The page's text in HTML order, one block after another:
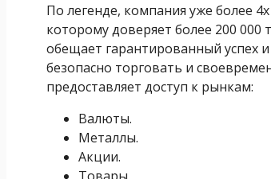
По легенде, компания уже более
которому доверяет более 200 000
обещает гарантированный успех
безопасно торговать и
предоставляет доступ к рынкам:
Валюты.
Металлы.
Акции.
Товары.